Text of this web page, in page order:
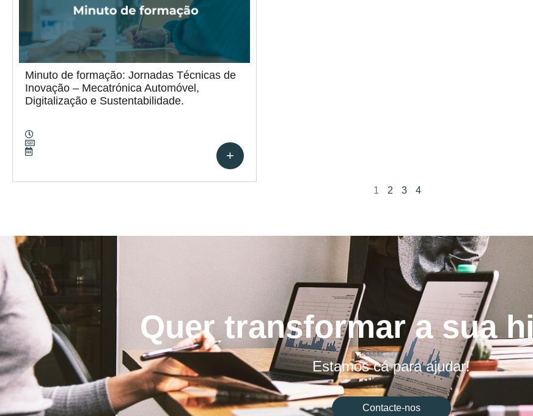
Minuto de formação: Jornadas Técnicas de
Inovação – Mecatrónica Automóvel,
Digitalização e Sustentabilidade.
+
1 2 3 4
Quer transformar a sua
Estamos cá para ajudar!
Contacte-nos